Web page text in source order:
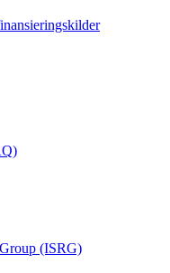
(ISRG)